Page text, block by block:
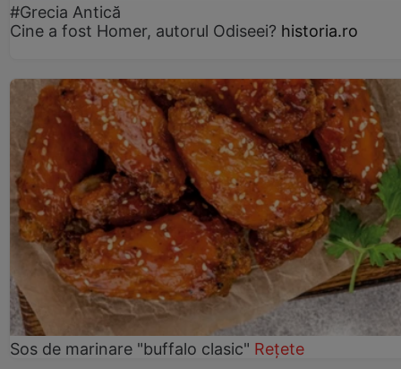
#Grecia Antică
Cine a fost Homer, autorul Odiseei? historia.ro
Sos de marinare "buffalo clasic" Rețete